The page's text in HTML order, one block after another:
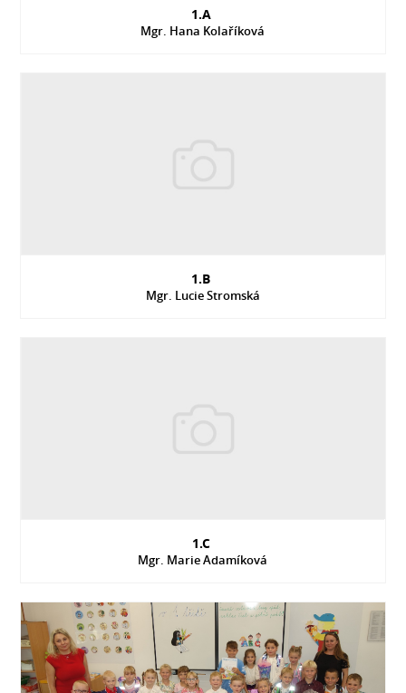
1.A
Mgr. Hana Kolaříková
1.B
Mgr. Lucie Stromská
1.C
Mgr. Marie Adamíková